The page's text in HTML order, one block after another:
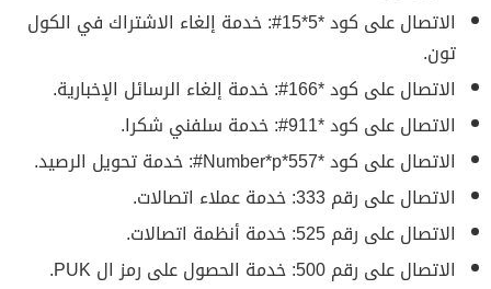
الاتصال على كود *5*15#: خدمة إلغاء الاشتراك في الكول
تون.
الاتصال على كود *166#: خدمة إلغاء الرسائل الإخبارية.
الاتصال على كود *911#: خدمة سلفني شكرا.
الاتصال على كود *557*Number*p#: خدمة تحويل الرصيد.
الاتصال على رقم 333: خدمة عملاء اتصالات.
الاتصال على رقم 525: خدمة أنظمة اتصالات.
الاتصال على رقم 500: خدمة الحصول على رمز ال PUK.